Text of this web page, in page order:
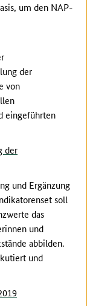
um den NAP-
der
von
eingeführten
der
und Ergänzung
soll
das
und
abbilden.
und